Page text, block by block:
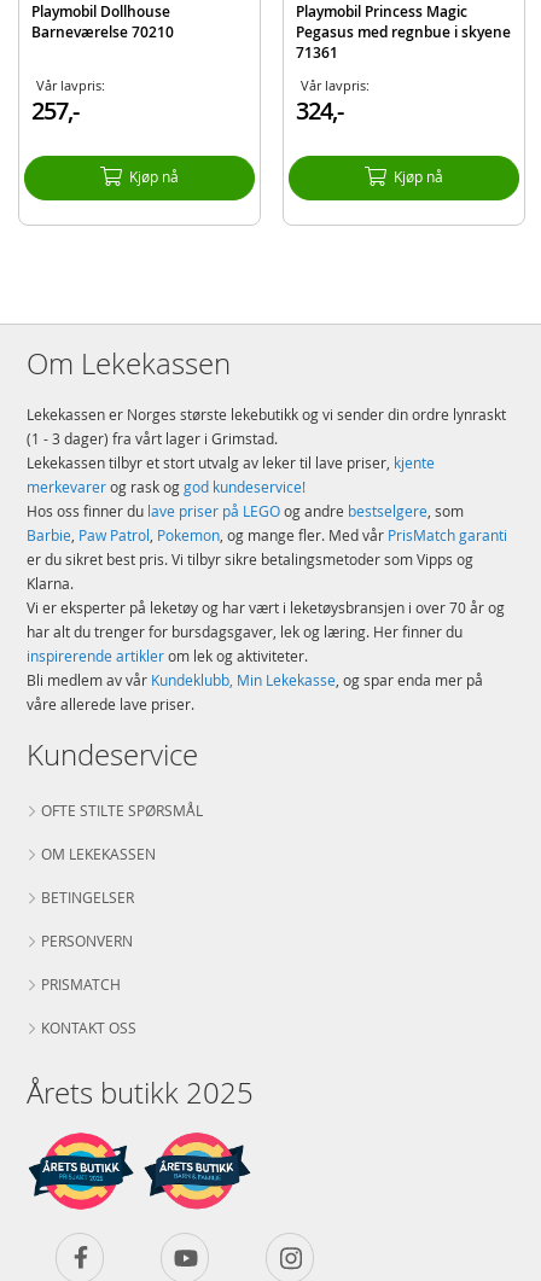
Playmobil Dollhouse
Barneværelse 70210
Vår lavpris:
257,-
Kjøp nå
Playmobil Princess Magic
Pegasus med regnbue i skyene
71361
Vår lavpris:
324,-
Kjøp nå
Om Lekekassen
Lekekassen er Norges største lekebutikk og vi sender din ordre lynraskt
(1 - 3 dager) fra vårt lager i Grimstad.
Lekekassen tilbyr et stort utvalg av leker til lave priser, kjente
merkevarerog rask oggod kundeservice!
Hos oss finner du lave priser på LEGOog andre bestselgere, som
Barbie, Paw Patrol, Pokemon, og mange fler. Med vår PrisMatch garanti
er du sikret best pris. Vi tilbyr sikre betalingsmetoder som Vipps og
Klarna.
Vi er eksperter på leketøy og har vært i leketøysbransjen i over 70 år og
har alt du trenger for bursdagsgaver, lek og læring. Her finner du
inspirerende artiklerom lek og aktiviteter.
Bli medlem av vår Kundeklubb, Min Lekekasse, og spar enda mer på
våre allerede lave priser.
Kundeservice
OFTE STILTE SPØRSMÅL
OM LEKEKASSEN
BETINGELSER
PERSONVERN
PRISMATCH
KONTAKT OSS
Årets butikk 2025